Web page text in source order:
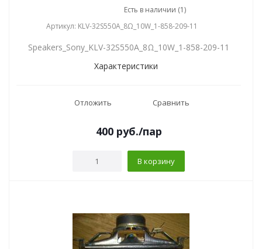
Есть в наличии (1)
Артикул: KLV-32S550A_8Ω_10W_1-858-209-11
Speakers_Sony_KLV-32S550A_8Ω_10W_1-858-209-11
Характеристики
Отложить Сравнить
400 руб./пар
В корзину